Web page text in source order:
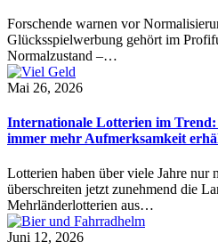
Forschende warnen vor
Glücksspielwerbung gehört im
Normalzustand –…
Mai 26, 2026
Internationale Lotterien im
immer mehr Aufmerksamkeit
Lotterien haben über viele Jahre nur
überschreiten jetzt zunehmend die
Mehrländerlotterien aus…
Juni 12, 2026